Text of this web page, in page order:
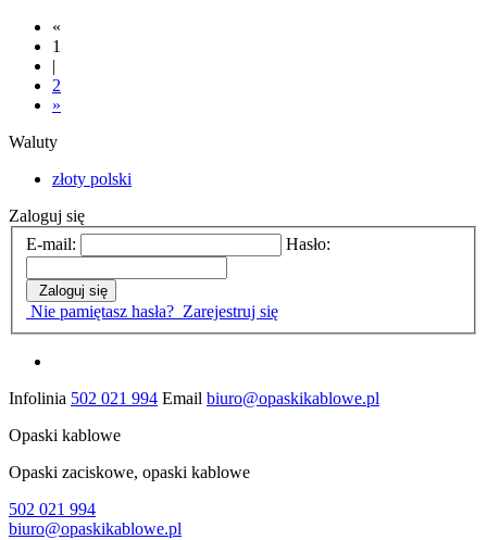
«
1
|
2
»
Waluty
złoty polski
Zaloguj się
E-mail:
Hasło:
Zaloguj się
Nie pamiętasz hasła? Zarejestruj się
Infolinia 502 021 994 Email biuro@opaskikablowe.pl
Opaski kablowe
Opaski zaciskowe, opaski kablowe
502 021 994
biuro@opaskikablowe.pl